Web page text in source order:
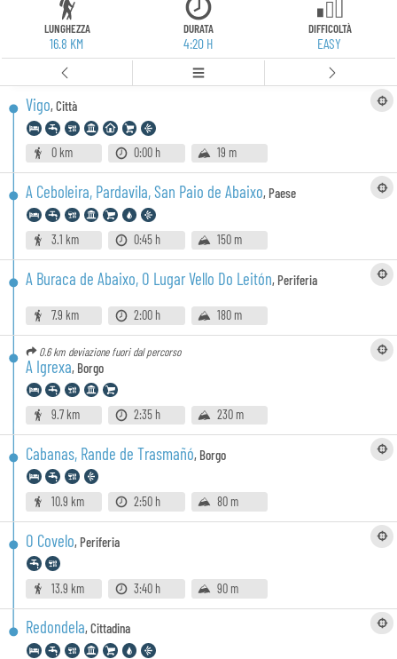
LUNGHEZZA
16.8 KM
DURATA
4:20 H
DIFFICOLTÀ
EASY
Vigo,Città
0 km 0:00 h 19 m
A Ceboleira, Pardavila, San Paio de Abaixo, Paese
3.1 km 0:45 h 150 m
A Buraca de Abaixo, O Lugar Vello Do Leitón, Periferia
7.9 km 2:00 h 180 m
0.6 km deviazione fuori dal percorso
A Igrexa, Borgo
9.7 km 2:35 h 230 m
Cabanas, Rande de Trasmañó, Borgo
10.9 km 2:50 h 80 m
O Covelo, Periferia
13.9 km 3:40 h 90 m
Redondela,Cittadina